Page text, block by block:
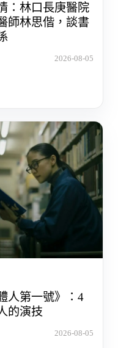
：林口長庚醫院
師林思偕，談書
2026-08-05
人第一號》：4
的演技
2026-08-05